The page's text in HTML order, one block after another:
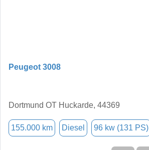
Peugeot 3008
Dortmund OT Huckarde, 44369
155.000 km Diesel 96 kw (131 PS)